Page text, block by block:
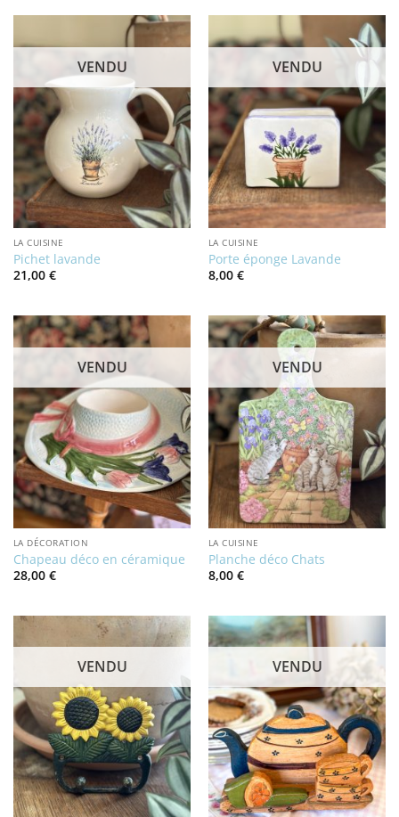
VENDU
LA CUISINE
Pichet lavande
21,00 €
VENDU
LA CUISINE
Porte éponge Lavande
8,00 €
VENDU
LA DÉCORATION
Chapeau déco en céramique
28,00 €
VENDU
LA CUISINE
Planche déco Chats
8,00 €
VENDU VENDU